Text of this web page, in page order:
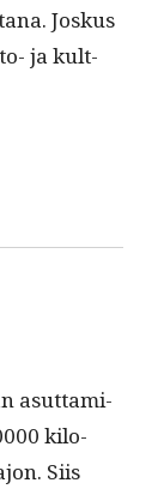
Joskus
ja kult­
asut­ta­mi­
kilo­
Siis